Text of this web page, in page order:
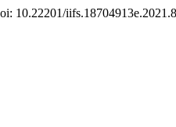
10.22201/